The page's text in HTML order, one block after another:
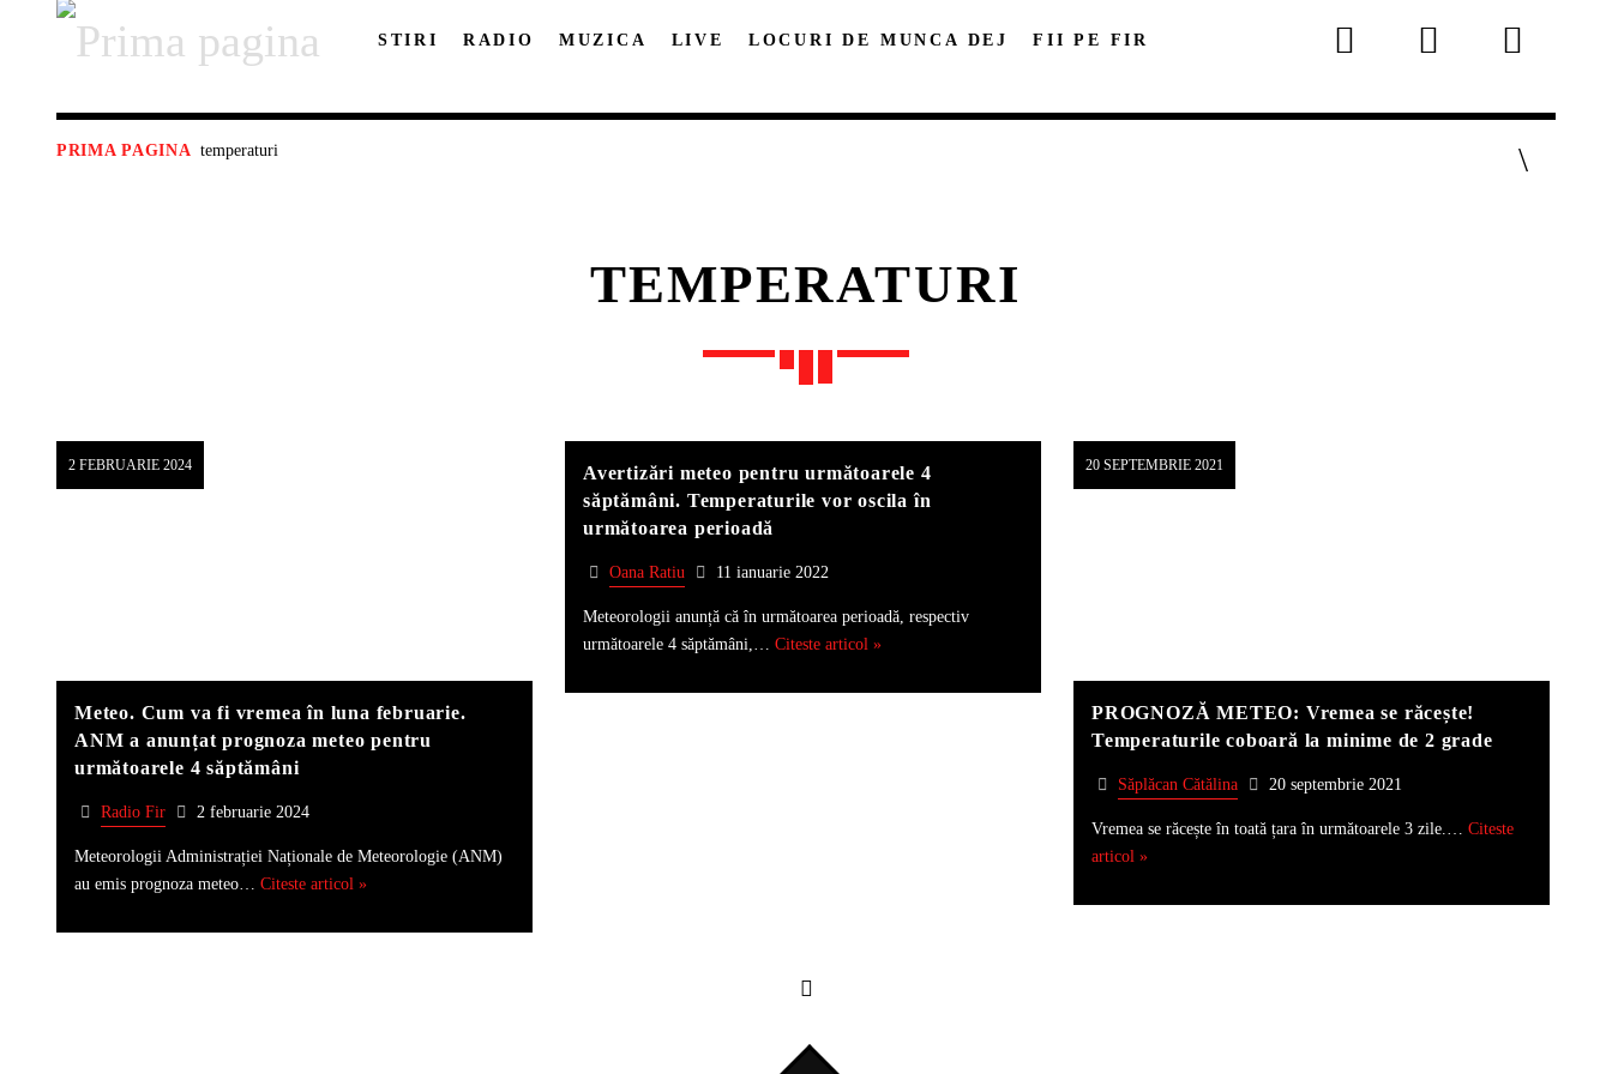
STIRI RADIO MUZICA LIVE LOCURI DE MUNCA DEJ FII PE FIR
CAUTA IN SITE:
DISTRIBUIE PAGINA PE:
PRIMA PAGINA temperaturi
TEMPERATURI
2 FEBRUARIE 2024
Meteo. Cum va fi vremea în luna februarie.
ANM a anunțat prognoza meteo pentru
următoarele 4 săptămâni
Radio Fir 2 februarie 2024
Meteorologii Administrației Naționale de Meteorologie (ANM)
au emis prognoza meteo… Citeste articol »
Avertizări meteo pentru următoarele 4
săptămâni. Temperaturile vor oscila în
următoarea perioadă
Oana Ratiu 11 ianuarie 2022
Meteorologii anunță că în următoarea perioadă, respectiv
următoarele 4 săptămâni,… Citeste articol »
20 SEPTEMBRIE 2021
PROGNOZĂ METEO: Vremea se răcește!
Temperaturile coboară la minime de 2 grade
Săplăcan Cătălina 20 septembrie 2021
Vremea se răcește în toată țara în următoarele 3 zile.… Citeste
articol »